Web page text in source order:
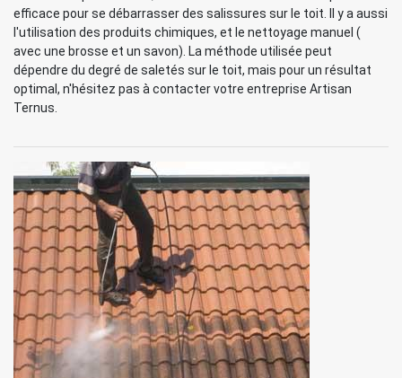
efficace pour se débarrasser des salissures sur le toit. Il y a aussi
l'utilisation des produits chimiques, et le nettoyage manuel (
avec une brosse et un savon). La méthode utilisée peut
dépendre du degré de saletés sur le toit, mais pour un résultat
optimal, n'hésitez pas à contacter votre entreprise Artisan
Ternus.